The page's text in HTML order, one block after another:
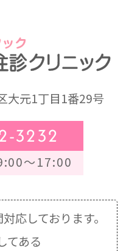
元1丁目1番29号
3232
～17:00
応しております。
てある